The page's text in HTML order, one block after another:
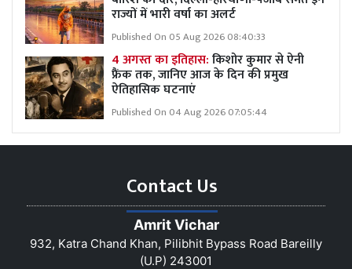
राज्यों में भारी वर्षा का अलर्ट
Published On 05 Aug 2026 08:40:33
4 अगस्त का इतिहास:किशोर कुमार से ऐनी
फ्रैंक तक, जानिए आज के दिन की प्रमुख
ऐतिहासिक घटनाएं
Published On 04 Aug 2026 07:05:44
Contact Us
Amrit Vichar
932, Katra Chand Khan, Pilibhit Bypass Road Bareilly
(U.P) 243001